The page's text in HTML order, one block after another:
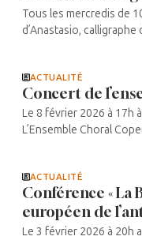
Tous les mercredis de
d’Anastasio,
ACTUALITÉ
Concert de
Le 8 février 2026 à 17h
L’Ensemble Choral
ACTUALITÉ
Conférence « La
européen de
Le 3 février 2026 à 20h